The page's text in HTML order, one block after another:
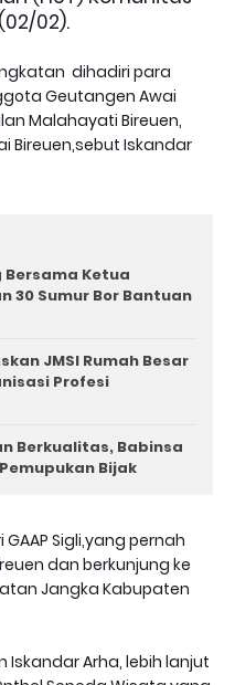
02).
dihadiri para
Geutangen Awai
Malahayati Bireuen,
Bireuen,sebut Iskandar
Bersama Ketua
30 Sumur Bor Bantuan
JMSI Rumah Besar
Profesi
Berkualitas, Babinsa
Bijak
Sigli,yang pernah
dan berkunjung ke
Jangka Kabupaten
Iskandar Arha, lebih lanjut